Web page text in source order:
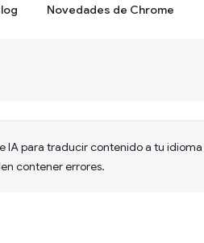
Novedades de Chrome
IA para traducir contenido a tu idioma
contener errores.